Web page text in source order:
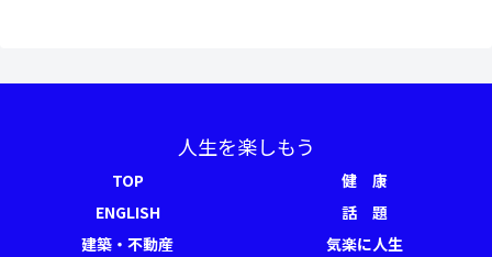
人生を楽しもう
TOP
健 康
ENGLISH
話 題
建築・不動産
気楽に人生